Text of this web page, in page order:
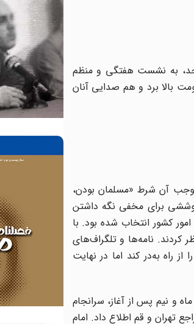
به نشست هفتگی و منظم
بالا برد و هم صدایی آنان
به موجب آن شرط «مسلمان بودن،
پوششى براى مخفى نگه داشتن
کشور انتخاب شده بود. با
کردند. نامه‌ها و تلگراف‌های
راه به‌در کند اما در نهایت
و نیم پس از آغاز، سرانجام
به علما و مراجع تهران و قم اطلاع داد. امام